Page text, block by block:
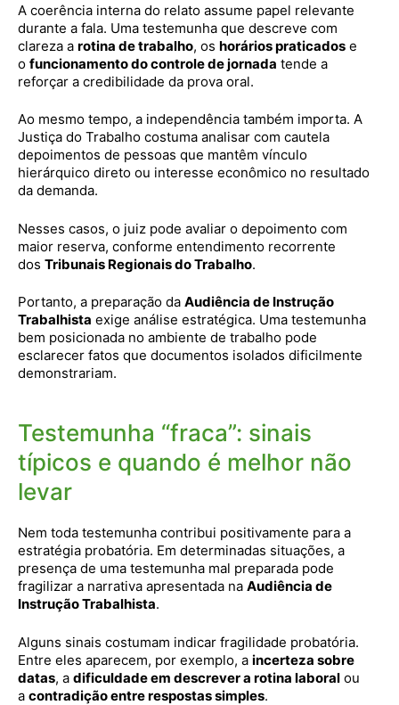
A coerência interna do relato assume papel relevante
durante a fala. Uma testemunha que descreve com
clareza a rotina de trabalho, os horários praticados e
o funcionamento do controle de jornada tende a
reforçar a credibilidade da prova oral.
Ao mesmo tempo, a independência também importa. A
Justiça do Trabalho costuma analisar com cautela
depoimentos de pessoas que mantêm vínculo
hierárquico direto ou interesse econômico no resultado
da demanda.
Nesses casos, o juiz pode avaliar o depoimento com
maior reserva, conforme entendimento recorrente
dos Tribunais Regionais do Trabalho.
Portanto, a preparação da Audiência de Instrução
Trabalhista exige análise estratégica. Uma testemunha
bem posicionada no ambiente de trabalho pode
esclarecer fatos que documentos isolados dificilmente
demonstrariam.
Testemunha “fraca”: sinais
típicos e quando é melhor não
levar
Nem toda testemunha contribui positivamente para a
estratégia probatória. Em determinadas situações, a
presença de uma testemunha mal preparada pode
fragilizar a narrativa apresentada na Audiência de
Instrução Trabalhista.
Alguns sinais costumam indicar fragilidade probatória.
Entre eles aparecem, por exemplo, a incerteza sobre
datas, a dificuldade em descrever a rotina laboral ou
a contradição entre respostas simples.